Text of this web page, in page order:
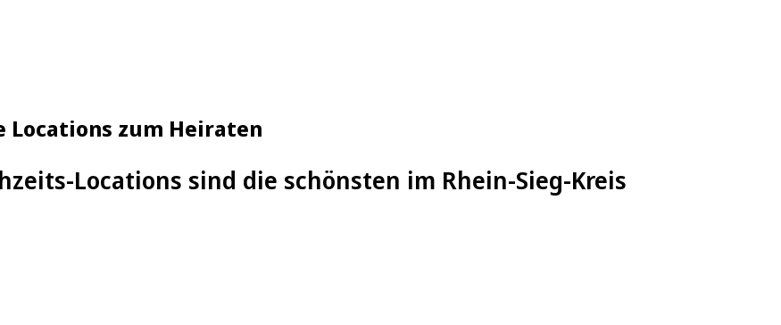
Locations zum Heiraten
Locations sind die schönsten im Rhein-Sieg-Kreis